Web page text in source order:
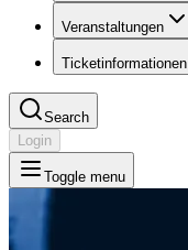
Veranstaltungen
Ticketinformationen
Search
Login
Toggle menu